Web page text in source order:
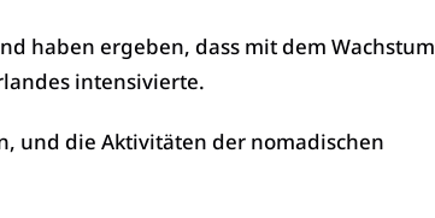
haben ergeben, dass mit dem Wachstum
intensivierte.
und die Aktivitäten der nomadischen